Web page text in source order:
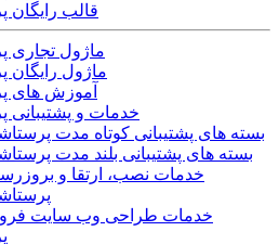
قالب رایگان
ماژول تجاری
ماژول رایگان
آموزش های
خدمات و پشتیبانی
بسته های پشتیبانی کوتاه مدت
بسته های پشتیبانی بلند مدت
خدمات نصب، ارتقا و
خدمات طراحی وب سایت